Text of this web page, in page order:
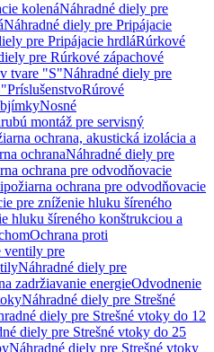
kolenáNáhradné diely pre
Náhradné diely pre Pripájacie
pre Pripájacie hrdláRúrkové
pre Rúrkové zápachové
tvare "S"Náhradné diely pre
PríslušenstvoRúrové
Nosné
montáž pre servisný
ochrana, akustická izolácia a
ochranaNáhradné diely pre
ochrana pre odvodňovacie
ochrana pre odvodňovacie
pre zníženie hluku šíreného
hluku šíreného konštrukciou a
Ochrana proti
ventily pre
Náhradné diely pre
zadržiavanie energieOdvodnenie
Náhradné diely pre Strešné
diely pre Strešné vtoky do 12
diely pre Strešné vtoky do 25
Náhradné diely pre Strešné vtoky